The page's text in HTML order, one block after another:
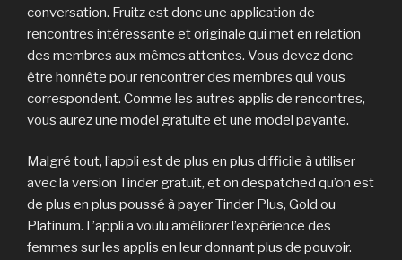
conversation. Fruitz est donc une application de
rencontres intéressante et originale qui met en relation
des membres aux mêmes attentes. Vous devez donc
être honnête pour rencontrer des membres qui vous
correspondent. Comme les autres applis de rencontres,
vous aurez une model gratuite et une model payante.
Malgré tout, l’appli est de plus en plus difficile à utiliser
avec la version Tinder gratuit, et on despatched qu’on est
de plus en plus poussé à payer Tinder Plus, Gold ou
Platinum. L’appli a voulu améliorer l’expérience des
femmes sur les applis en leur donnant plus de pouvoir.